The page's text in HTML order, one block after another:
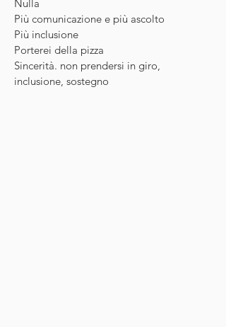
Nulla
Più comunicazione e più ascolto
Più inclusione
Porterei della pizza
Sincerità. non prendersi in giro,
inclusione, sostegno